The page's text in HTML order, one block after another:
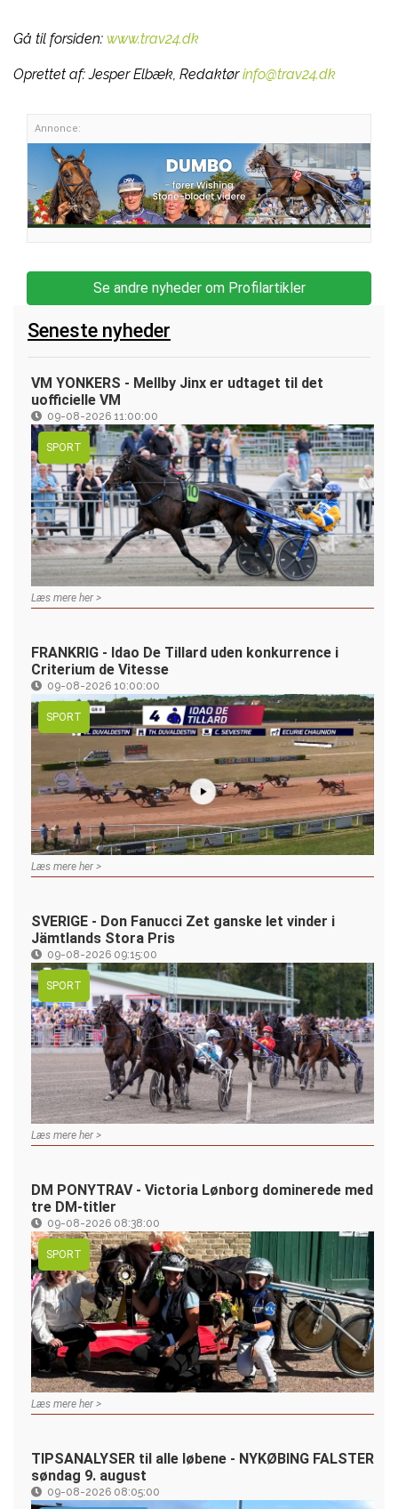
Gå til forsiden: www.trav24.dk
Oprettet af:Jesper Elbæk, Redaktør info@trav24.dk
Annonce:
Se andre nyheder om Profilartikler
Seneste nyheder
VM YONKERS - Mellby Jinx er udtaget til det
uofficielle VM
09-08-2026 11:00:00
SPORT
Læs mere her >
FRANKRIG - Idao De Tillard uden konkurrence i
Criterium de Vitesse
09-08-2026 10:00:00
SPORT
Læs mere her >
SVERIGE - Don Fanucci Zet ganske let vinder i
Jämtlands Stora Pris
09-08-2026 09:15:00
SPORT
Læs mere her >
DM PONYTRAV - Victoria Lønborg dominerede med
tre DM-titler
09-08-2026 08:38:00
SPORT
Læs mere her >
TIPSANALYSER til alle løbene - NYKØBING FALSTER
søndag 9. august
09-08-2026 08:05:00